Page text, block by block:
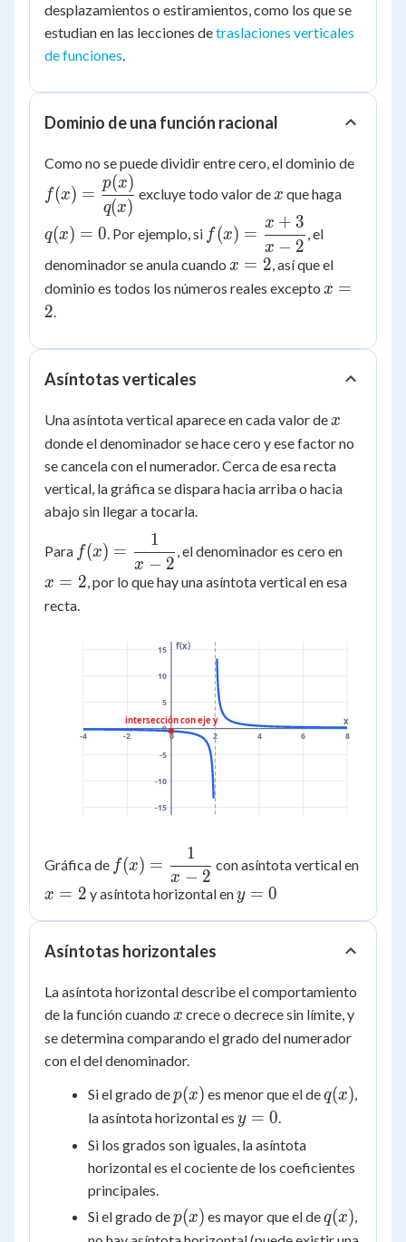
desplazamientos o estiramientos, como los que se
estudian en las lecciones detraslaciones verticales
de funciones.
Dominio de una función racional
Como no se puede dividir entre cero, el dominio de
f(x) =
q(x)
p(x)
excluye todo valor dex que haga
q(x) = 0. Por ejemplo, si f(x) =
\dfrac{x+3}
{x-2}
f(x) =
x − 2
x + 3
, el
denominador se anula cuando x
=
x = 2, así que el
dominio es todos los números reales excepto x
x =
2.
Asíntotas verticales
Una asíntota vertical aparece en cada valor dex
x
donde el denominador se hace cero y ese factor no
se cancela con el numerador. Cerca de esa recta
vertical, la gráfica se dispara hacia arriba o hacia
abajo sin llegar a tocarla.
Para f(x) =
\dfrac{1}
{x-2}
f(x) =
x − 2
1
, el denominador es cero en
2
x = 2, por lo que hay una asíntota vertical en esa
recta.
-4 -2 0 2 4 6 8
-15
-10
-5
0
5
10
15
x
f(x)
intersección con eje y
Gráfica de f(x) =
\dfrac{1}
{x-2}
f(x) =
x − 2
1
con asíntota vertical en
x
x = 2 y asíntota horizontal eny
y = 0
Asíntotas horizontales
La asíntota horizontal describe el comportamiento
de la función cuando x
x crece o decrece sin límite, y
se determina comparando el grado del numerador
con el del denominador.
Si el grado dep(x)
p(x) es menor que el deq(x)
q(x),
la asíntota horizontal es y
=
0
y = 0.
Si los grados son iguales, la asíntota
horizontal es el cociente de los coeficientes
principales.
Si el grado dep(x)
p(x) es mayor que el deq(x)
q(x),